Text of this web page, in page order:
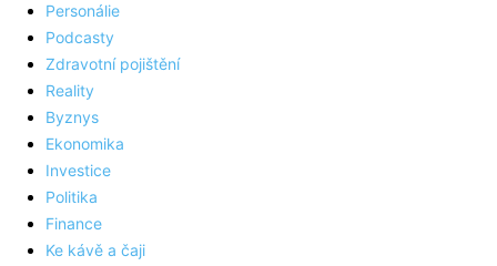
Personálie
Podcasty
Zdravotní pojištění
Reality
Byznys
Ekonomika
Investice
Politika
Finance
Ke kávě a čaji